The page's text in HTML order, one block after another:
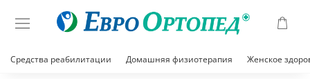
Средства реабилитации Домашняя физиотерапия Женское